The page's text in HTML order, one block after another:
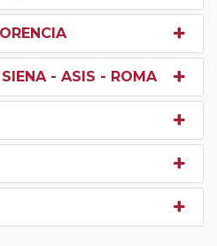
- ASIS - ROMA